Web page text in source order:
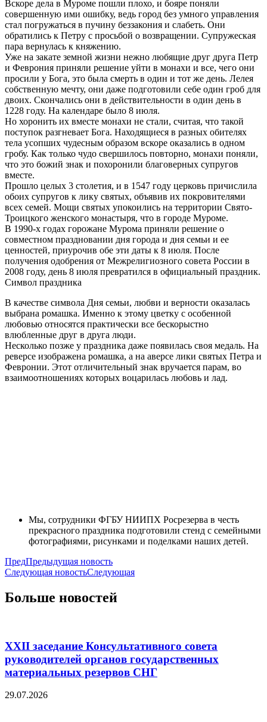
Вскоре дела в Муроме пошли плохо, и бояре поняли
совершенную ими ошибку, ведь город без умного управления
стал погружаться в пучину беззакония и слабеть. Они
обратились к Петру с просьбой о возвращении. Супружеская
пара вернулась к княжению.
Уже на закате земной жизни нежно любящие друг друга Петр
и Феврония приняли решение уйти в монахи и все, чего они
просили у Бога, это была смерть в один и тот же день. Лелея
собственную мечту, они даже подготовили себе один гроб для
двоих. Скончались они в действительности в один день в
1228 году. На календаре было 8 июля.
Но хоронить их вместе монахи не стали, считая, что такой
поступок разгневает Бога. Находящиеся в разных обителях
тела усопших чудесным образом вскоре оказались в одном
гробу. Как только чудо свершилось повторно, монахи поняли,
что это божий знак и похоронили благоверных супругов
вместе.
Прошло целых 3 столетия, и в 1547 году церковь причислила
обоих супругов к лику святых, объявив их покровителями
всех семей. Мощи святых упокоились на территории Свято-
Троицкого женского монастыря, что в городе Муроме.
В 1990-х годах горожане Мурома приняли решение о
совместном праздновании дня города и дня семьи и ее
ценностей, приурочив обе эти даты к 8 июля. После
получения одобрения от Межрелигиозного совета России в
2008 году, день 8 июля превратился в официальный праздник.
Символ праздника
В качестве символа Дня семьи, любви и верности оказалась
выбрана ромашка. Именно к этому цветку с особенной
любовью относятся практически все бескорыстно
влюбленные друг в друга люди.
Несколько позже у праздника даже появилась своя медаль. На
реверсе изображена ромашка, а на аверсе лики святых Петра и
Февронии. Этот отличительный знак вручается парам, во
взаимоотношениях которых воцарилась любовь и лад.
Мы, сотрудники ФГБУ НИИПХ Росрезерва в честь
прекрасного праздника подготовили стенд с семейными
фотографиями, рисунками и поделками наших детей.
ПредПредыдущая новость
Следующая новостьСледующая
Больше новостей
XXII заседание Консультативного совета
руководителей органов государственных
материальных резервов СНГ
29.07.2026